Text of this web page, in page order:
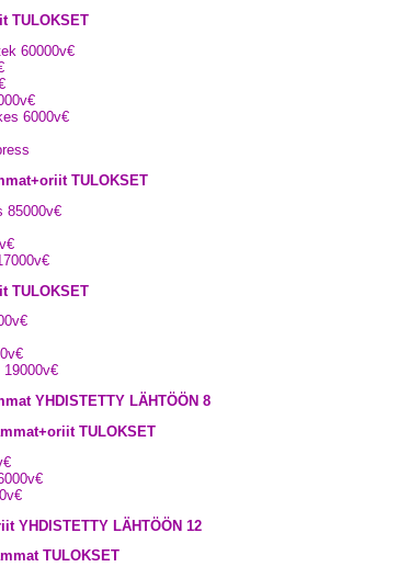
TULOKSET
60000v€
6000v€
TULOKSET
85000v€
TULOKSET
YHDISTETTY LÄHTÖÖN 8
TULOKSET
YHDISTETTY LÄHTÖÖN 12
TULOKSET